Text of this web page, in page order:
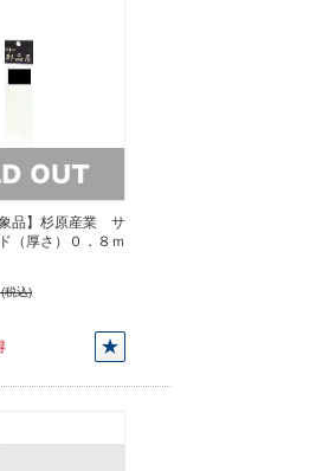
象品】杉原産業 サ
（厚さ）０．８ｍ
税込)